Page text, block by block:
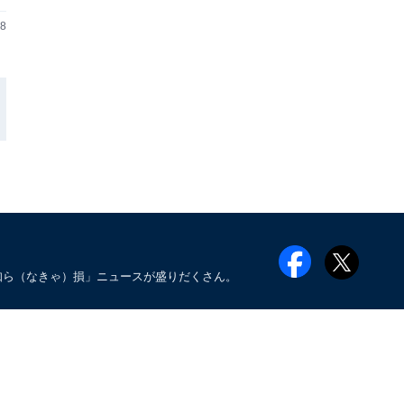
（なきゃ）損」ニュースが盛りだくさん。